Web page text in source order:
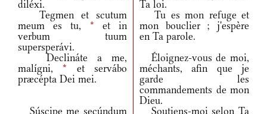
diléxi.
Ta loi.
Tegmen et scutum
meum es tu, * et in
verbum tuum
supersperávi.
Tu es mon refuge et
mon bouclier ; j'espère
en Ta parole.
Declináte a me,
malígni,* et servábo
præcépta Dei mei.
Éloignez-vous de moi,
méchants, afin que je
garde les
commandements de mon
Dieu.
Súscipe me secúndum
Soutiens-moi selon Ta